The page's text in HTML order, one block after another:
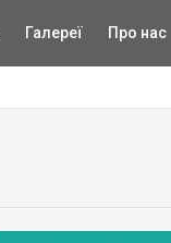
Галереї Про нас